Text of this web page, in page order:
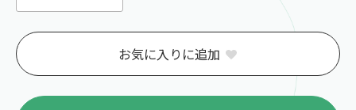
お気に入りに追加